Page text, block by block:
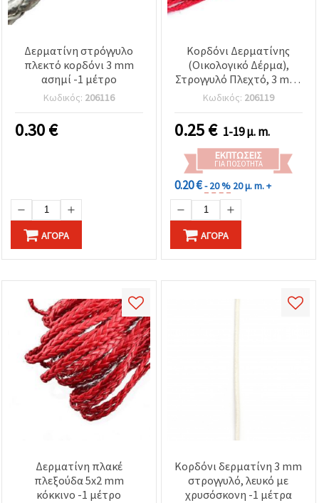
Δερματίνη στρόγγυλο
πλεκτό κορδόνι 3 mm
ασημί -1 μέτρο
Κωδικός: 206116
0.30€
ΑΓΟΡΆ
Κορδόνι Δερματίνης
(Οικολογικό Δέρμα),
Στρογγυλό Πλεχτό, 3 mm,
Κόκκινο - 1 Μέτρο
Κωδικός: 206119
0.25€ 1-19 μ. m.
ΕΚΠΤΏΣΕΙΣ
ΓΙΑ ΠΟΣΌΤΗΤΑ
0.20 €- 20 % 20 μ. m. +
ΑΓΟΡΆ
Δερματίνη πλακέ
πλεξούδα 5x2 mm
κόκκινο -1 μέτρο
Κορδόνι δερματίνη 3 mm
στρογγυλό, λευκό με
χρυσόσκονη -1 μέτρα